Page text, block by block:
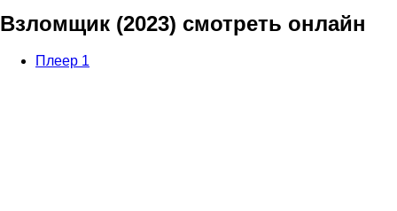
Взломщик (2023) смотреть онлайн
Плеер 1